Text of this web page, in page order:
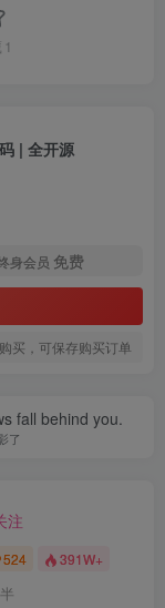
1
| 全开源
身会员 免费
买，可保存购买订单
fall behind you.
了
注
524 391W+